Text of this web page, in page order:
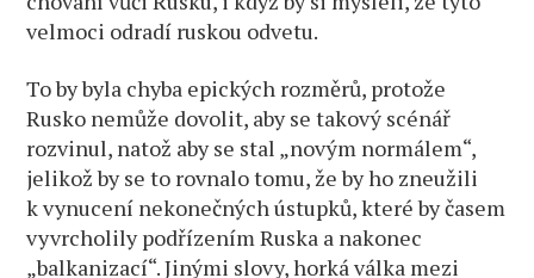
velmoci odradí ruskou odvetu.
To by byla chyba epických rozměrů, protože
Rusko nemůže dovolit, aby se takový scénář
rozvinul, natož aby se stal „novým normálem“,
jelikož by se to rovnalo tomu, že by ho zneužili
k vynucení nekonečných ústupků, které by časem
vyvrcholily podřízením Ruska a nakonec
„balkanizací“. Jinými slovy, horká válka mezi